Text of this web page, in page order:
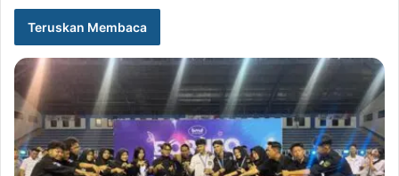
Teruskan Membaca